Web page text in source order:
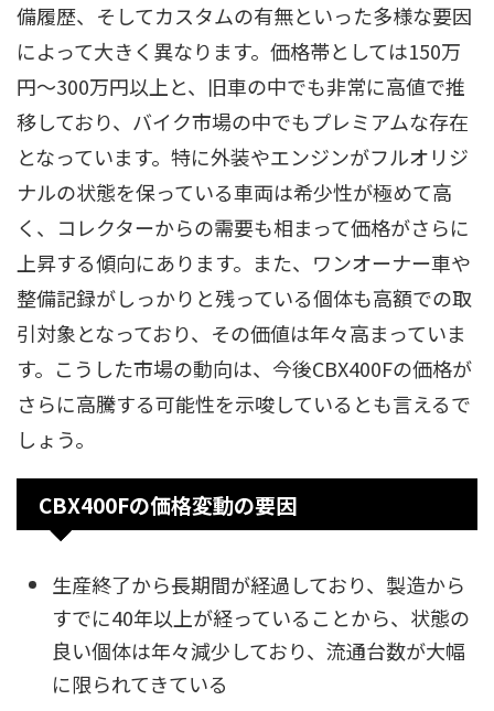
備履歴、そしてカスタムの有無といった多様な要因
によって大きく異なります。価格帯としては150万
円〜300万円以上と、旧車の中でも非常に高値で推
移しており、バイク市場の中でもプレミアムな存在
となっています。特に外装やエンジンがフルオリジ
ナルの状態を保っている車両は希少性が極めて高
く、コレクターからの需要も相まって価格がさらに
上昇する傾向にあります。また、ワンオーナー車や
整備記録がしっかりと残っている個体も高額での取
引対象となっており、その価値は年々高まっていま
す。こうした市場の動向は、今後CBX400Fの価格が
さらに高騰する可能性を示唆しているとも言えるで
しょう。
CBX400Fの価格変動の要因
生産終了から長期間が経過しており、製造から
すでに40年以上が経っていることから、状態の
良い個体は年々減少しており、流通台数が大幅
に限られてきている